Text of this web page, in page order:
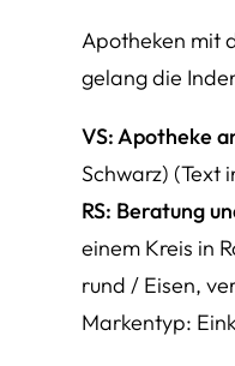
Apotheken mit
gelang die
VS:Apotheke
Schwarz) (Text
RS: Beratung
einem Kreis in
rund / Eisen,
Markentyp: